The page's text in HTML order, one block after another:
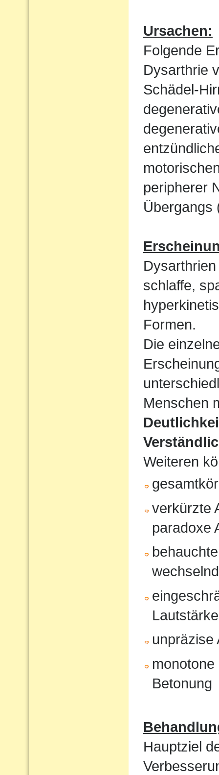
Ursachen:
Folgende
Dysarthrie
Schädel-
peripherer
Übergangs
schlaffe,
Formen.
Die
Menschen
Weiteren
verkürzte
paradoxe
unpräzise
Betonung
Hauptziel